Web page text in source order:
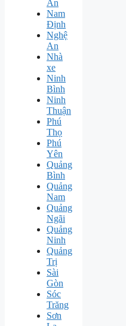
An
Nam
Định
Nghệ
An
Nhà
xe
Ninh
Bình
Ninh
Thuận
Phú
Thọ
Phú
Yên
Quảng
Bình
Quảng
Nam
Quảng
Ngãi
Quảng
Ninh
Quảng
Trị
Sài
Gòn
Sóc
Trăng
Sơn